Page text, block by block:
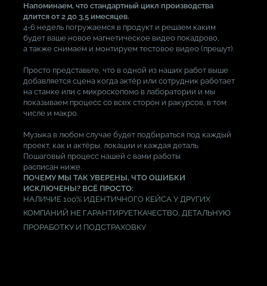
Напоминаем, что стандартный цикл производства
длится от 2 до 3,5 имесяцев.
4-6 недель погружаемся в продукт и решаем каким
будет ваше новое магнетическое видео покадрово,
а также снимаем и монтируем тестовое видео (прешут).
Просто представьте, что в одной из наших работ выше
добавляется сцена когда актёр или сотрудник работает
на станке или с микроскопомо в лаборатории и мы
показываем процесс со всех сторон и ракурсов, в том
числе и макро.
Музыка в любом случае будет подбираться под каждый
проект, как и актёры, локации и каждая деталь.
Пошаговый процесс нашей с вами работы
расписан ниже.
ПОЧЕМУ МЫ ТАК УВЕРЕНЫ, ЧТО ОШИБКИ
ИСКЛЮЧЕНЫ? ВСЁ ПРОСТО:
НАЛИЧИЕ 100% ИДЕНТИЧНОГО КЕЙСА У ДРУГИХ
КОМПАНИЙ НЕ ГАРАНТИРУЕТКАЧЕСТВО, ДЕТАЛЬНУЮ
ПРОРАБОТКУ И ПОДСТРАХОВКУ